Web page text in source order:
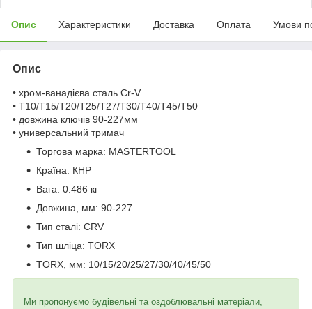
Опис Характеристики Доставка Оплата Умови
Опис
• хром-ванадієва сталь Cr-V
• Т10/Т15/Т20/Т25/Т27/Т30/Т40/Т45/Т50
• довжина ключів 90-227мм
• универсальний тримач
Торгова марка: MASTERTOOL
Країна: КНР
Вага: 0.486 кг
Довжина, мм: 90-227
Тип сталі: CRV
Тип шліца: TORX
TORX, мм: 10/15/20/25/27/30/40/45/50
Ми пропонуємо будівельні та оздоблювальні матеріали,